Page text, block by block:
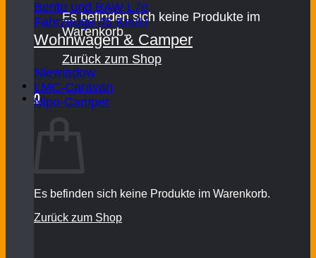
Es befinden sich keine Produkte im
Warenkorb.
Zurück zum Shop
0
Warenkorb
Es befinden sich keine Produkte im Warenkorb.
Zurück zum Shop
Bentu und BAW L7e
Fahrzeuge 45 Km/H
Wohnwagen & Camper
Niewiadow
LMC-Caravan
Nipo-Camper